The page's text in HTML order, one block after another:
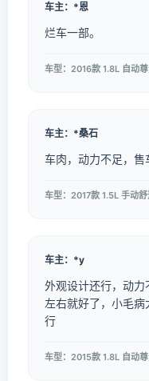
车主：*恩
烂车一部。
车型：2016款 1.8L 自动
车主：*桑石
车肉，动力不足，售
车型：2017款 1.5L 手动
车主：*y
外观设计还行，动
左右就好了，小毛
行
车型：2015款 1.8L 自动